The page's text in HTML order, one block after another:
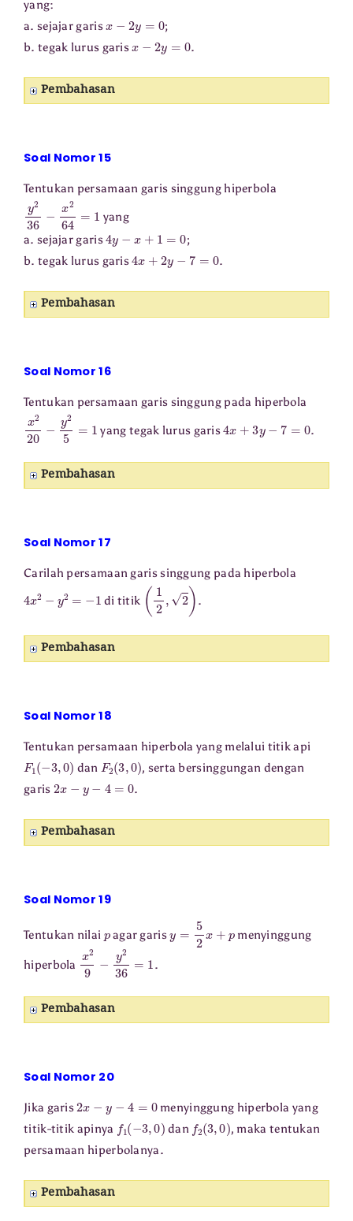
yang:
a. sejajar garis
y=
;
b. tegak lurus garis
y= .
Pembahasan
Soal Nomor 15
Tentukan persamaan garis singgung hiperbola
y236 x264 1 yang
a. sejajar garis 4 = 0
;
b. tegak lurus garis 4 + y− 0 .
Pembahasan
Soal Nomor 16
Tentukan persamaan garis singgung pada hiperbola
x220 y2 yang tegak lurus garis 4 + y− 0 .
Pembahasan
Soal Nomor 17
Carilah persamaan garis singgung pada hiperbola
4 x2 = di titik (1 2, .
Pembahasan
Soal Nomor 18
Tentukan persamaan hiperbola yang melalui titik api
F1 (− 3, 0) danF2 (3 0), serta bersinggungan dengan
garis 2 0 .
Pembahasan
Soal Nomor 19
Tentukan nilai agar garis 2x menyinggung
hiperbola x29 236 .
Pembahasan
Soal Nomor 20
Jika garis2 0
menyinggung hiperbola yang
titik-titik apinya f1 (− 3, 0) dan f2 (3 0), maka tentukan
persamaan hiperbolanya.
Pembahasan